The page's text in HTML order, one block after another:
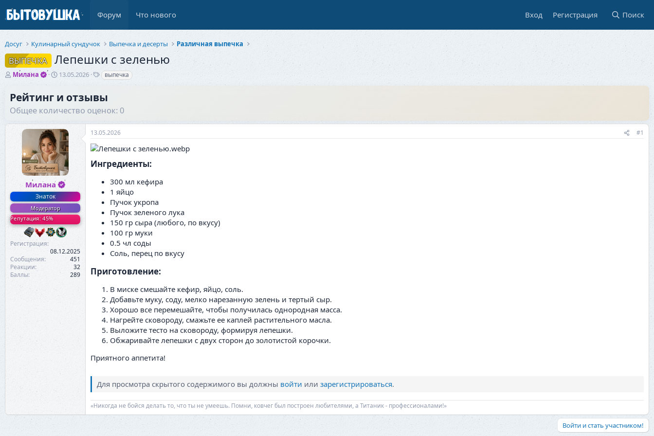
Форум Что нового Вход Регистрация Поиск
Досуг Кулинарный сундучок Выпечка и десерты Различная выпечка
ВЫПЕЧКА Лепешки с зеленью
А
о
р
е
Милана
Д
а
н
ч
а
л
а
13.05.2026
Т
и
выпечка
Рейтинг и отзывы
Общее количество оценок: 0
Милана
Знаток
Модератор
Репутация: 45%
Регистрация
08.12.2025
Сообщения
451
Реакции
32
Баллы
289
13.05.2026 #1
Ингредиенты:​
300 мл кефира
1 яйцо
Пучок укропа
Пучок зеленого лука
150 гр сыра (любого, по вкусу)
100 гр муки
0.5 чл соды
Соль, перец по вкусу
Приготовление:​
В миске смешайте кефир, яйцо, соль.
Добавьте муку, соду, мелко нарезанную зелень и тертый сыр.
Хорошо все перемешайте, чтобы получилась однородная масса.
Нагрейте сковороду, смажьте ее каплей растительного масла.
Выложите тесто на сковороду, формируя лепешки.
Обжаривайте лепешки с двух сторон до золотистой корочки.
Приятного аппетита!
Для просмотра скрытого содержимого вы должны войти или зарегистрироваться.
«Никогда не бойся делать то, что ты не умеешь. Помни, ковчег был построен любителями, а Титаник - профессионалами!»
Войти и стать участником!